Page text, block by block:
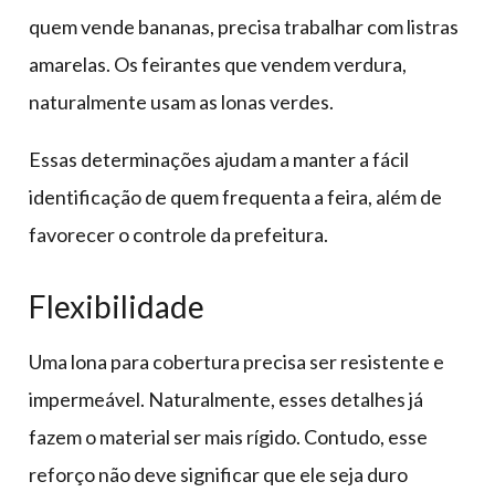
quem vende bananas, precisa trabalhar com listras
amarelas. Os feirantes que vendem verdura,
naturalmente usam as lonas verdes.
Essas determinações ajudam a manter a fácil
identificação de quem frequenta a feira, além de
favorecer o controle da prefeitura.
Flexibilidade
Uma lona para cobertura precisa ser resistente e
impermeável. Naturalmente, esses detalhes já
fazem o material ser mais rígido. Contudo, esse
reforço não deve significar que ele seja duro